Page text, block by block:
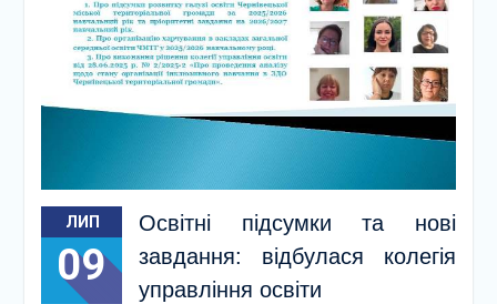
ЛИП
09
Освітні підсумки та нові
завдання: відбулася колегія
управління освіти